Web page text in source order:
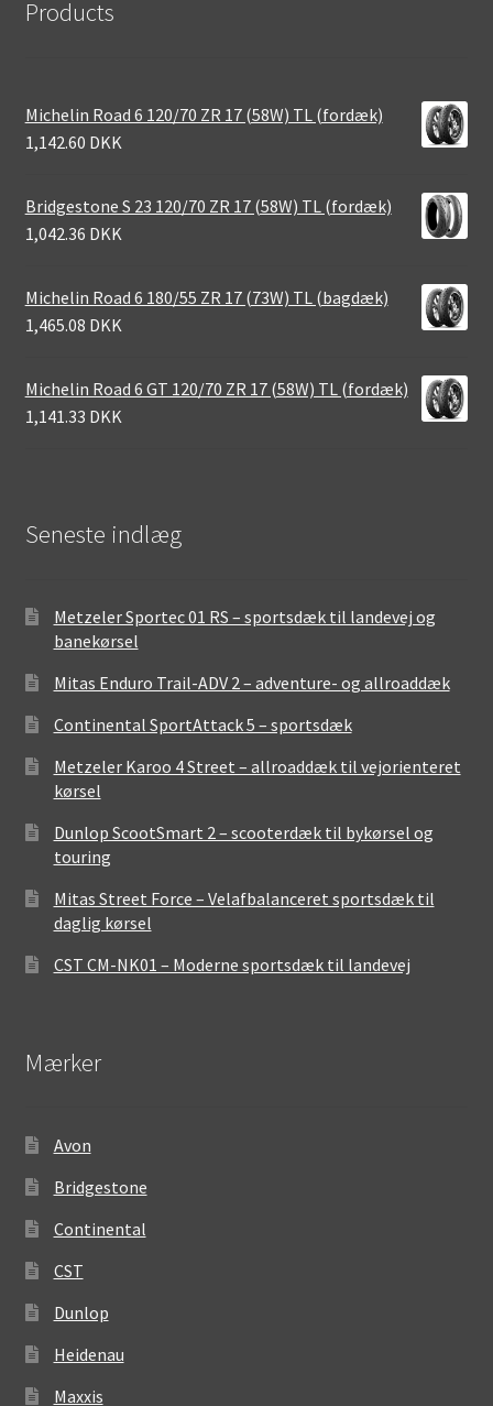
Products
Michelin Road 6 120/70 ZR 17 (58W) TL (fordæk)
1,142.60 DKK
Bridgestone S 23 120/70 ZR 17 (58W) TL (fordæk)
1,042.36 DKK
Michelin Road 6 180/55 ZR 17 (73W) TL (bagdæk)
1,465.08 DKK
Michelin Road 6 GT 120/70 ZR 17 (58W) TL (fordæk)
1,141.33 DKK
Seneste indlæg
Metzeler Sportec 01 RS – sportsdæk til landevej og
banekørsel
Mitas Enduro Trail-ADV 2 – adventure- og allroaddæk
Continental SportAttack 5 – sportsdæk
Metzeler Karoo 4 Street – allroaddæk til vejorienteret
kørsel
Dunlop ScootSmart 2 – scooterdæk til bykørsel og
touring
Mitas Street Force – Velafbalanceret sportsdæk til
daglig kørsel
CST CM-NK01 – Moderne sportsdæk til landevej
Mærker
Avon
Bridgestone
Continental
CST
Dunlop
Heidenau
Maxxis